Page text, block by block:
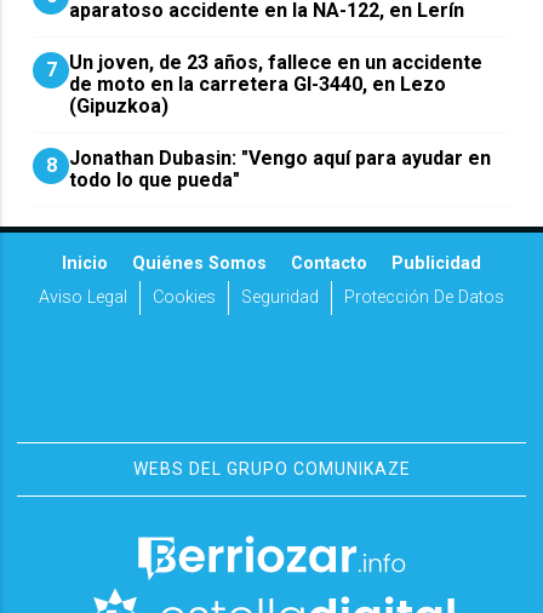
aparatoso accidente en la NA-122, en Lerín
7 Un joven, de 23 años, fallece en un accidente
de moto en la carretera GI-3440, en Lezo
(Gipuzkoa)
8 Jonathan Dubasin: "Vengo aquí para ayudar en
todo lo que pueda"
Inicio Quiénes Somos Contacto
Publicidad
Aviso Legal
Cookies Seguridad Protección De Datos
WEBS DEL GRUPO COMUNIKAZE